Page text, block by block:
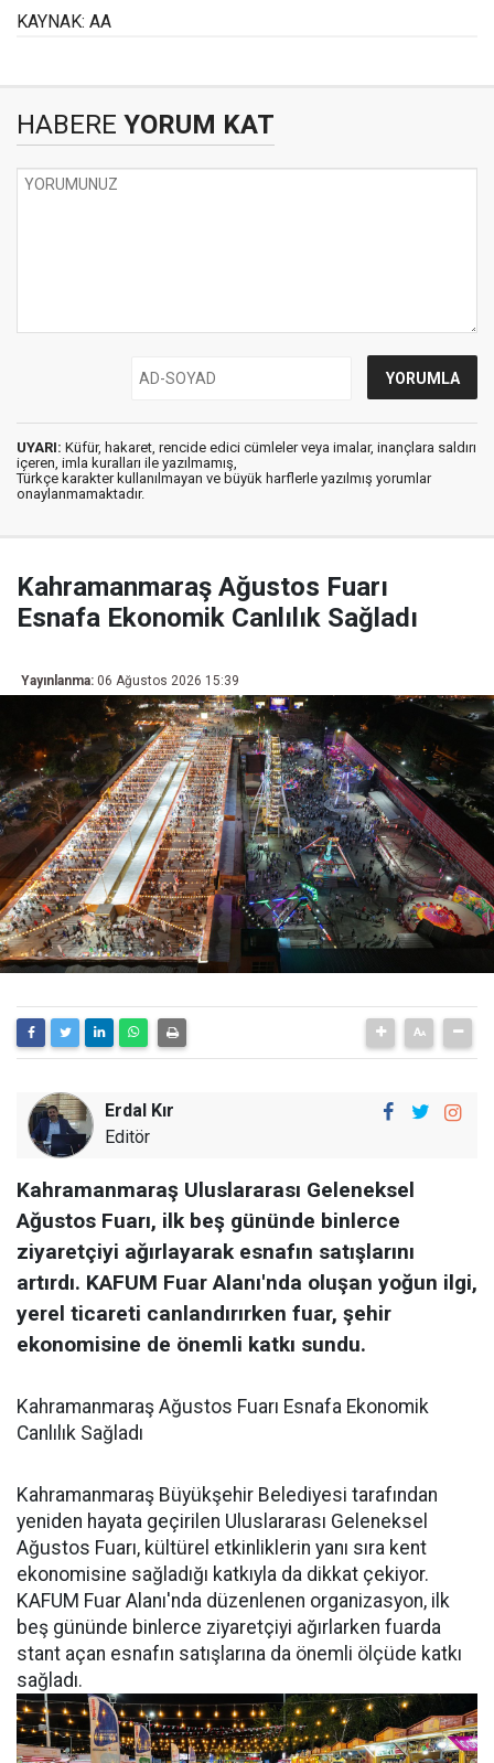
KAYNAK: AA
HABERE YORUM KAT
UYARI: Küfür, hakaret, rencide edici cümleler veya imalar, inançlara saldırı
içeren, imla kuralları ile yazılmamış,
Türkçe karakter kullanılmayan ve büyük harflerle yazılmış yorumlar
onaylanmamaktadır.
Kahramanmaraş Ağustos Fuarı
Esnafa Ekonomik Canlılık Sağladı
Yayınlanma: 06 Ağustos 2026 15:39
Erdal Kır
Editör
Kahramanmaraş Uluslararası Geleneksel
Ağustos Fuarı, ilk beş gününde binlerce
ziyaretçiyi ağırlayarak esnafın satışlarını
artırdı. KAFUM Fuar Alanı'nda oluşan yoğun ilgi,
yerel ticareti canlandırırken fuar, şehir
ekonomisine de önemli katkı sundu.
Kahramanmaraş Ağustos Fuarı Esnafa Ekonomik
Canlılık Sağladı
Kahramanmaraş Büyükşehir Belediyesi tarafından
yeniden hayata geçirilen Uluslararası Geleneksel
Ağustos Fuarı, kültürel etkinliklerin yanı sıra kent
ekonomisine sağladığı katkıyla da dikkat çekiyor.
KAFUM Fuar Alanı'nda düzenlenen organizasyon, ilk
beş gününde binlerce ziyaretçiyi ağırlarken fuarda
stant açan esnafın satışlarına da önemli ölçüde katkı
sağladı.